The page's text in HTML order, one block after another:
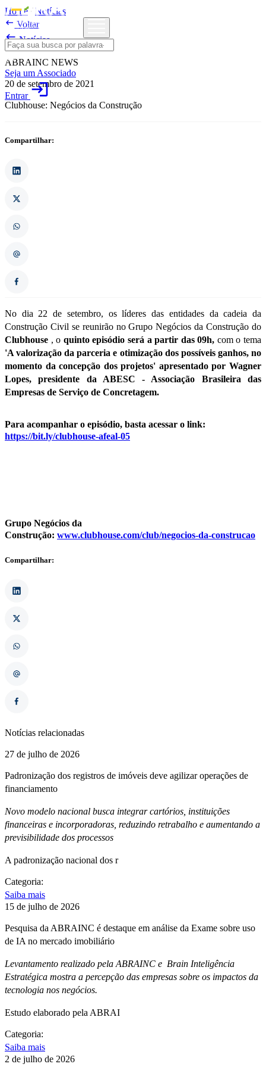
Seja um Associado
Entrarlogin
Home/Notícias
 Voltar
Notícias
ABRAINC NEWS
20 de setembro de 2021
Clubhouse: Negócios da Construção
Compartilhar:
No dia 22 de setembro, os líderes das entidades da cadeia da
Construção Civil se reunirão no Grupo Negócios da Construção do
Clubhouse , o quinto episódio será a partir das 09h, com o tema
'A valorização da parceria e otimização dos possíveis ganhos, no
momento da concepção dos projetos' apresentado por Wagner
Lopes, presidente da ABESC - Associação Brasileira das
Empresas de Serviço de Concretagem.
Para acompanhar o episódio, basta acessar o link:
https://bit.ly/clubhouse-afeal-05
Grupo Negócios da
Construção: www.clubhouse.com/club/negocios-da-construcao
Compartilhar:
Notícias relacionadas
27 de julho de 2026
Padronização dos registros de imóveis deve agilizar operações de
financiamento
Novo modelo nacional busca integrar cartórios, instituições
financeiras e incorporadoras, reduzindo retrabalho e aumentando a
previsibilidade dos processos
A padronização nacional dos r
Categoria:
Saiba mais
15 de julho de 2026
Pesquisa da ABRAINC é destaque em análise da Exame sobre uso
de IA no mercado imobiliário
Levantamento realizado pela ABRAINC e Brain Inteligência
Estratégica mostra a percepção das empresas sobre os impactos da
tecnologia nos negócios.
Estudo elaborado pela ABRAI
Categoria:
Saiba mais
2 de julho de 2026